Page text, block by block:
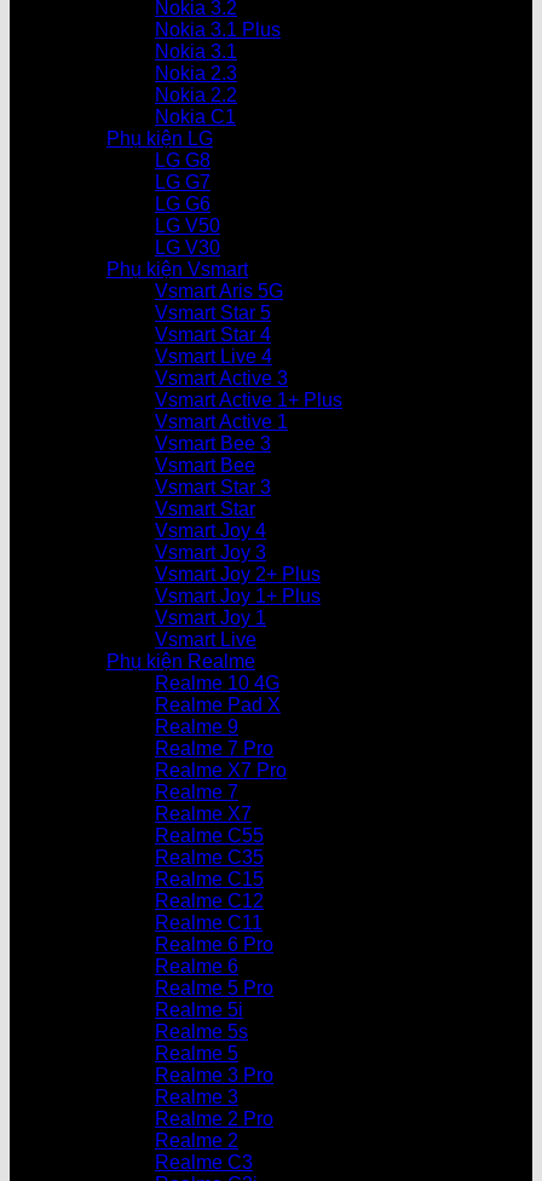
Nokia 3.2
Nokia 3.1 Plus
Nokia 3.1
Nokia 2.3
Nokia 2.2
Nokia C1
Phụ kiện LG
LG G8
LG G7
LG G6
LG V50
LG V30
Phụ kiện Vsmart
Vsmart Aris 5G
Vsmart Star 5
Vsmart Star 4
Vsmart Live 4
Vsmart Active 3
Vsmart Active 1+ Plus
Vsmart Active 1
Vsmart Bee 3
Vsmart Bee
Vsmart Star 3
Vsmart Star
Vsmart Joy 4
Vsmart Joy 3
Vsmart Joy 2+ Plus
Vsmart Joy 1+ Plus
Vsmart Joy 1
Vsmart Live
Phụ kiện Realme
Realme 10 4G
Realme Pad X
Realme 9
Realme 7 Pro
Realme X7 Pro
Realme 7
Realme X7
Realme C55
Realme C35
Realme C15
Realme C12
Realme C11
Realme 6 Pro
Realme 6
Realme 5 Pro
Realme 5i
Realme 5s
Realme 5
Realme 3 Pro
Realme 3
Realme 2 Pro
Realme 2
Realme C3